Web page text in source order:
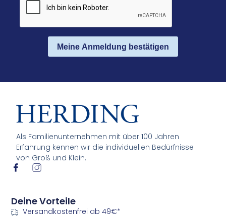
Meine Anmeldung bestätigen
Als Familienunternehmen mit über 100 Jahren
Erfahrung kennen wir die individuellen Bedürfnisse
von Groß und Klein.
I
-
f
I
-
i
Deine Vorteile
Versandkostenfrei ab 49€*